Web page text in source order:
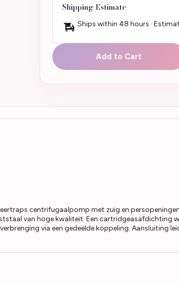
Shipping Estimate
Ships within 48 hours ·
Add to Cart
centrifugaalpomp met zuig en
van hoge kwaliteit. Een cartridgeasafdichting
via een gedeelde koppeling. Aansluiting